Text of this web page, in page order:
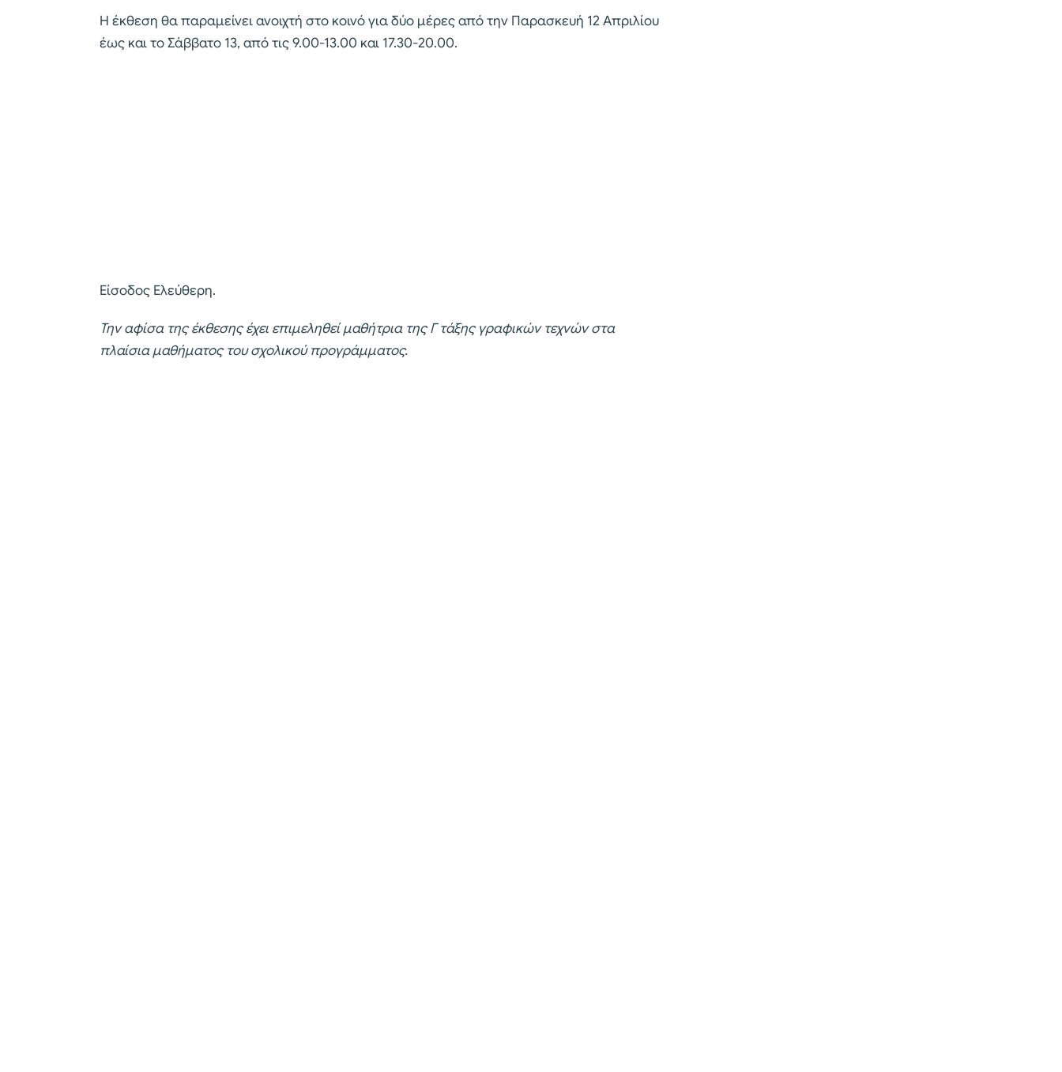
Η έκθεση θα παραμείνει ανοιχτή στο κοινό για δύο μέρες από την Παρασκευή 12 Απριλίου
έως και το Σάββατο 13, από τις 9.00-13.00 και 17.30-20.00.
Είσοδος Ελεύθερη.
Την αφίσα της έκθεσης έχει επιμεληθεί μαθήτρια της Γ τάξης γραφικών τεχνών στα
πλαίσια μαθήματος του σχολικού προγράμματος.